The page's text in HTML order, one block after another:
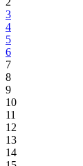
3
4
5
6
7
8
9
10
11
12
13
14